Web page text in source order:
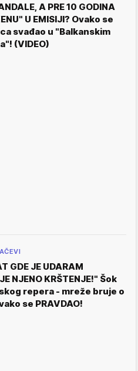
A PRE 10 GODINA
U EMISIJI? Ovako se
svađao u "Balkanskim
(VIDEO)
GDE JE UDARAM
NJENO KRŠTENJE!" Šok
repera - mreže bruje o
se PRAVDAO!